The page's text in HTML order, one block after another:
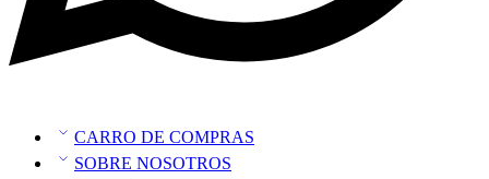
CARRO DE COMPRAS
SOBRE NOSOTROS